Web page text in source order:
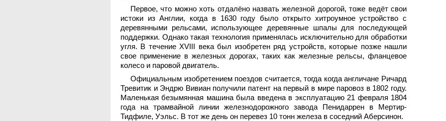
Первое, что можно хоть отдалёно назвать железной дорогой, тоже ведёт свои
истоки из Англии, когда в 1630 году было открыто хитроумное устройство с
деревянными рельсами, использующее деревянные шпалы для последующей
поддержки. Однако такая технология применялась исключительно для обработки
угля. В течение XVIII века был изобретен ряд устройств, которые позже нашли
свое применение в железных дорогах, таких как железные рельсы, фланцевое
колесо и паровой двигатель.
Официальным изобретением поездов считается, тогда когда англичане Ричард
Тревитик и Эндрю Вивиан получили патент на первый в мире паровоз в 1802 году.
Маленькая безымянная машина была введена в эксплуатацию 21 февраля 1804
года на трамвайной линии железнодорожного завода Пенидаррен в Мертир-
Тидфиле, Уэльс. В тот же день он перевез 10 тонн железа в соседний Аберсинон.